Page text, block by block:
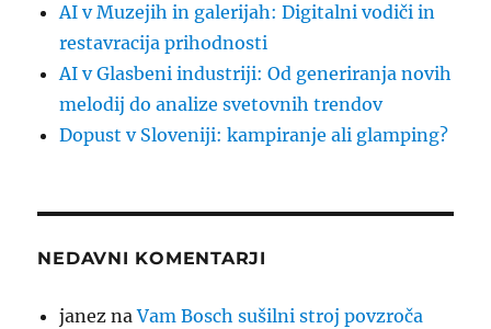
AI v Muzejih in galerijah: Digitalni vodiči in
restavracija prihodnosti
AI v Glasbeni industriji: Od generiranja novih
melodij do analize svetovnih trendov
Dopust v Sloveniji: kampiranje ali glamping?
NEDAVNI KOMENTARJI
janez naVam Bosch sušilni stroj povzroča